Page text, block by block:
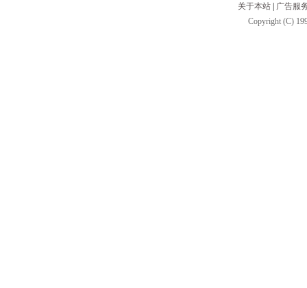
关于本站
广告服
Copyright (C)